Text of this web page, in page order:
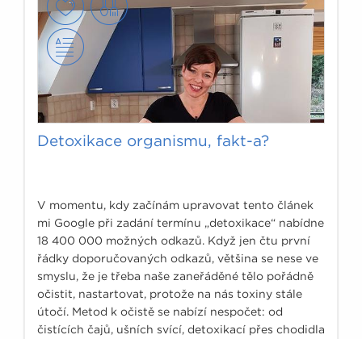
Detoxikace organismu, fakt-a?
V momentu, kdy začínám upravovat tento článek
mi Google při zadání termínu „detoxikace“ nabídne
18 400 000 možných odkazů. Když jen čtu první
řádky doporučovaných odkazů, většina se nese ve
smyslu, že je třeba naše zaneřáděné tělo pořádně
očistit, nastartovat, protože na nás toxiny stále
útočí. Metod k očistě se nabízí nespočet: od
čistících čajů, ušních svící, detoxikací přes chodidla